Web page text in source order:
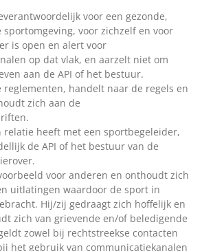
voor een gezonde,
voor zichzelf en voor
is open en alert voor
op dat vlak, en aarzelt niet om
aan de API of het bestuur.
reglementen, handelt naar de regels en
zich aan de
relatie heeft met een sportbegeleider,
de API of het bestuur van de
voor anderen en onthoudt zich
uitlatingen waardoor de sport in
Hij/zij gedraagt zich hoffelijk en
zich van grievende en/of beledigende
zowel bij rechtstreekse contacten
het gebruik van communicatiekanalen